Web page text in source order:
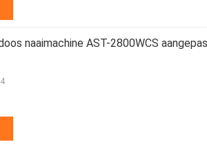
naaimachine AST-2800WCS